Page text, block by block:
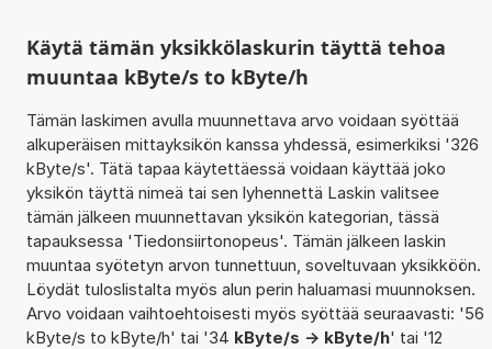
Käytä tämän yksikkölaskurin täyttä tehoa
muuntaa kByte/s to kByte/h
Tämän laskimen avulla muunnettava arvo voidaan syöttää
alkuperäisen mittayksikön kanssa yhdessä, esimerkiksi '326
kByte/s'. Tätä tapaa käytettäessä voidaan käyttää joko
yksikön täyttä nimeä tai sen lyhennettä Laskin valitsee
tämän jälkeen muunnettavan yksikön kategorian, tässä
tapauksessa 'Tiedonsiirtonopeus'. Tämän jälkeen laskin
muuntaa syötetyn arvon tunnettuun, soveltuvaan yksikköön.
Löydät tuloslistalta myös alun perin haluamasi muunnoksen.
Arvo voidaan vaihtoehtoisesti myös syöttää seuraavasti: '56
kByte/s to kByte/h' tai '34 kByte/s -> kByte/h' tai '12